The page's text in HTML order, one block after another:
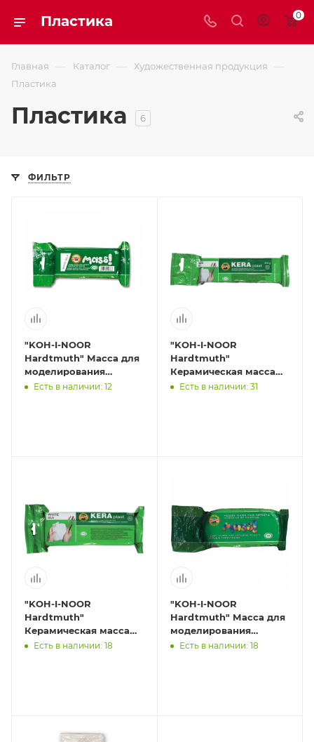
Пластика 0
Главная — Каталог — Художественная продукция —
Пластика
Пластика 6
ФИЛЬТР
"KOH-I-NOOR
Hardtmuth" Масса для
моделирования
запекаемая в духовке
Есть в наличии: 12
"KOH-I-NOOR
Hardtmuth"
Керамическая масса
300 г белый
Есть в наличии: 31
"KOH-I-NOOR
Hardtmuth"
Керамическая масса
1000 г белый
Есть в наличии: 18
"KOH-I-NOOR
Hardtmuth" Масса для
моделирования
запекаемая в духовке
Есть в наличии: 18